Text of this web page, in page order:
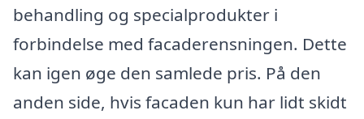
behandling og specialprodukter i
forbindelse med facaderensningen. Dette
kan igen øge den samlede pris. På den
anden side, hvis facaden kun har lidt skidt